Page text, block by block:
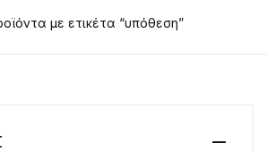
με ετικέτα “υπόθεση”